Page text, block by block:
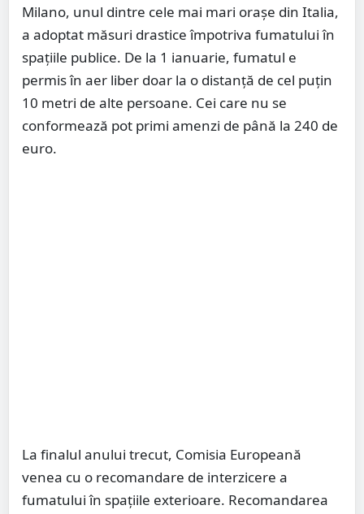
Milano, unul dintre cele mai mari oraşe din Italia,
a adoptat măsuri drastice împotriva fumatului în
spaţiile publice. De la 1 ianuarie, fumatul e
permis în aer liber doar la o distanţă de cel puţin
10 metri de alte persoane. Cei care nu se
conformează pot primi amenzi de până la 240 de
euro.
La finalul anului trecut, Comisia Europeană
venea cu o recomandare de interzicere a
fumatului în spațiile exterioare. Recomandarea